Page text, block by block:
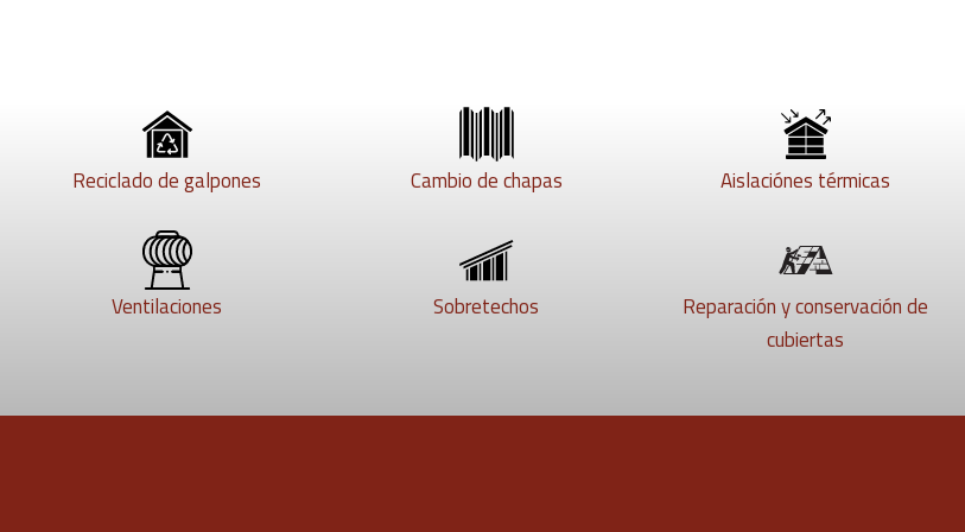
Reciclado de galpones Cambio de chapas Aislaciónes térmicas
Ventilaciones Sobretechos
Reparación y conservación de
cubiertas